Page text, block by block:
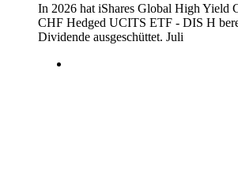
In 2026 hat iShares Global High Yield
CHF Hedged UCITS ETF - DIS H
Dividende ausgeschüttet. Juli